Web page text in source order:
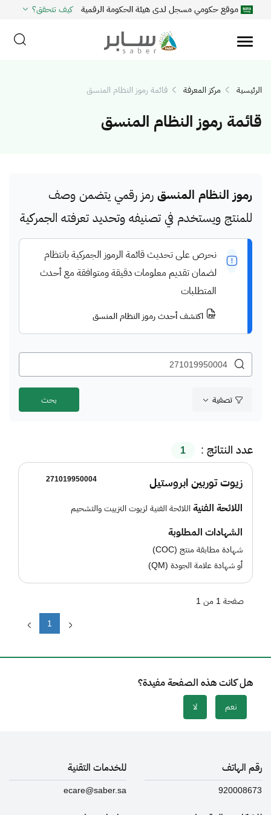
موقع حكومي مسجل لدى هيئة الحكومة الرقمية كيف تتحقق؟
الرئيسية مركز المعرفة قائمة رموز النظام المنسق
قائمة رموز النظام المنسق
رموز النظام المنسق رمز رقمي يتضمن وصف
للمنتج ويستخدم في تصنيفه وتحديد تعرفته الجمركية
نحرص على تحديث قائمة الرموز الجمركية بانتظام
لضمان تقديم معلومات دقيقة ومتوافقة مع أحدث
المتطلبات
اكتشف أحدث رموز النظام المنسق
تصفية
عدد النتائج : 1
271019950004 زيوت توربين ابروستيل
اللائحة الفنية اللائحة الفنية لزيوت التزييت والتشحيم
الشهادات المطلوبة
شهادة مطابقة منتج (COC)
أو شهادة علامة الجودة (QM)
1
صفحة 1 من 1
هل كانت هذه الصفحة مفيدة؟
نعم لا
رقم الهاتف
920008673
للخدمات التقنية
ecare@saber.sa